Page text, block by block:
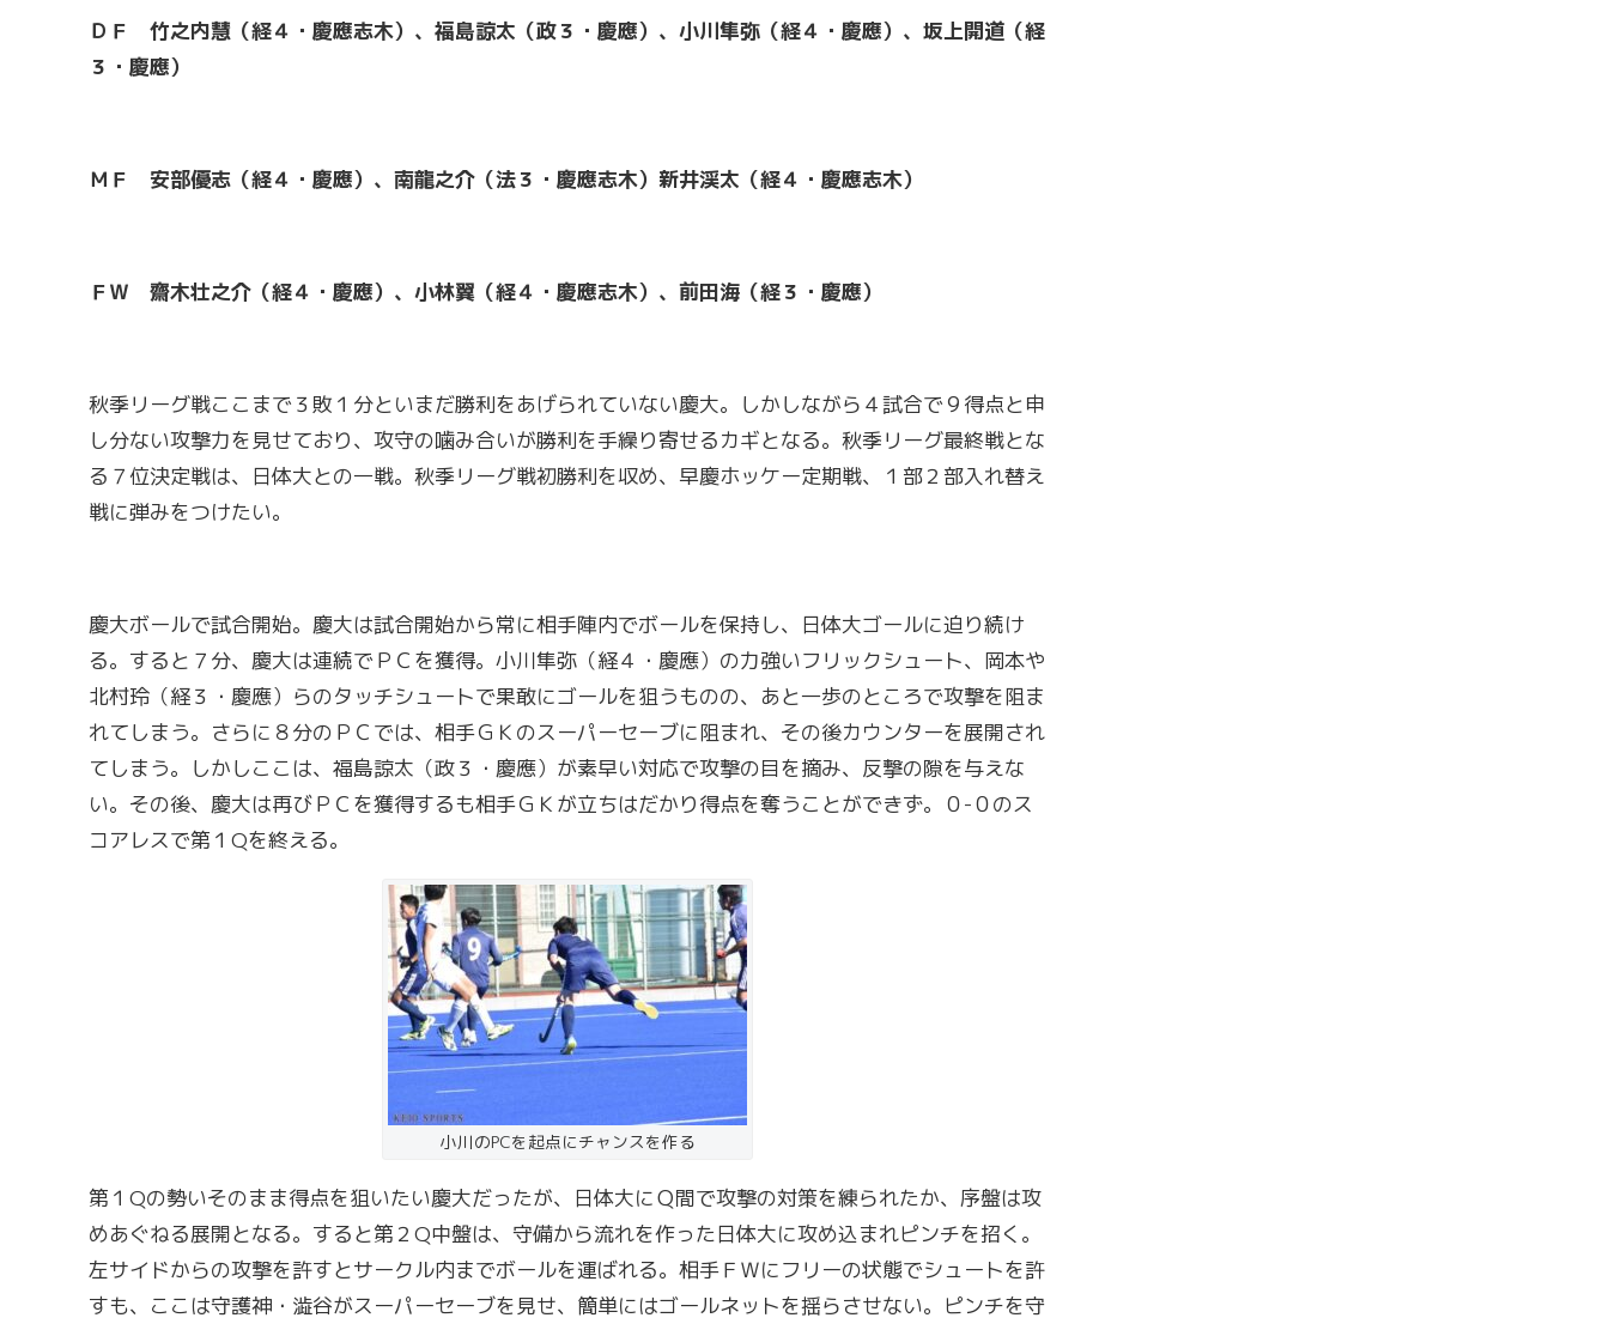
ＤＦ 竹之内慧（経４・慶應志木）、福島諒太（政３・慶應）、小川隼弥（経４・慶應）、坂上開道（経
３・慶應）
ＭＦ 安部優志（経４・慶應）、南龍之介（法３・慶應志木）新井渓太（経４・慶應志木）
ＦＷ 齋木壮之介（経４・慶應）、小林翼（経４・慶應志木）、前田海（経３・慶應）
秋季リーグ戦ここまで３敗１分といまだ勝利をあげられていない慶大。しかしながら４試合で９得点と申
し分ない攻撃力を見せており、攻守の噛み合いが勝利を手繰り寄せるカギとなる。秋季リーグ最終戦とな
る７位決定戦は、日体大との一戦。秋季リーグ戦初勝利を収め、早慶ホッケー定期戦、１部２部入れ替え
戦に弾みをつけたい。
慶大ボールで試合開始。慶大は試合開始から常に相手陣内でボールを保持し、日体大ゴールに迫り続け
る。すると７分、慶大は連続でＰＣを獲得。小川隼弥（経４・慶應）の力強いフリックシュート、岡本や
北村玲（経３・慶應）らのタッチシュートで果敢にゴールを狙うものの、あと一歩のところで攻撃を阻ま
れてしまう。さらに８分のＰＣでは、相手ＧＫのスーパーセーブに阻まれ、その後カウンターを展開され
てしまう。しかしここは、福島諒太（政３・慶應）が素早い対応で攻撃の目を摘み、反撃の隙を与えな
い。その後、慶大は再びＰＣを獲得するも相手ＧＫが立ちはだかり得点を奪うことができず。０-０のス
コアレスで第１Qを終える。
小川のPCを起点にチャンスを作る
第１Qの勢いそのまま得点を狙いたい慶大だったが、日体大にＱ間で攻撃の対策を練られたか、序盤は攻
めあぐねる展開となる。すると第２Q中盤は、守備から流れを作った日体大に攻め込まれピンチを招く。
左サイドからの攻撃を許すとサークル内までボールを運ばれる。相手ＦＷにフリーの状態でシュートを許
すも、ここは守護神・澁谷がスーパーセーブを見せ、簡単にはゴールネットを揺らさせない。ピンチを守